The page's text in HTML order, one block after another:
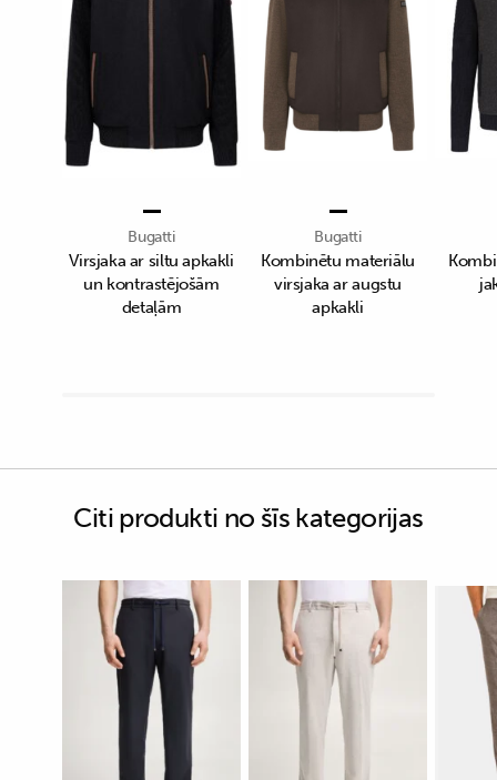
Bugatti
Virsjaka ar siltu apkakli
un kontrastējošām
detaļām
Bugatti
Kombinētu materiālu
virsjaka ar augstu
apkakli
Citi produkti no šīs kategorijas